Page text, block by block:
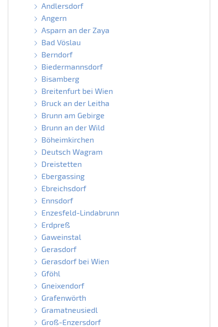
Andlersdorf
Angern
Asparn an der Zaya
Bad Vöslau
Berndorf
Biedermannsdorf
Bisamberg
Breitenfurt bei Wien
Bruck an der Leitha
Brunn am Gebirge
Brunn an der Wild
Böheimkirchen
Deutsch Wagram
Dreistetten
Ebergassing
Ebreichsdorf
Ennsdorf
Enzesfeld-Lindabrunn
Erdpreß
Gaweinstal
Gerasdorf
Gerasdorf bei Wien
Gföhl
Gneixendorf
Grafenwörth
Gramatneusiedl
Groß-Enzersdorf